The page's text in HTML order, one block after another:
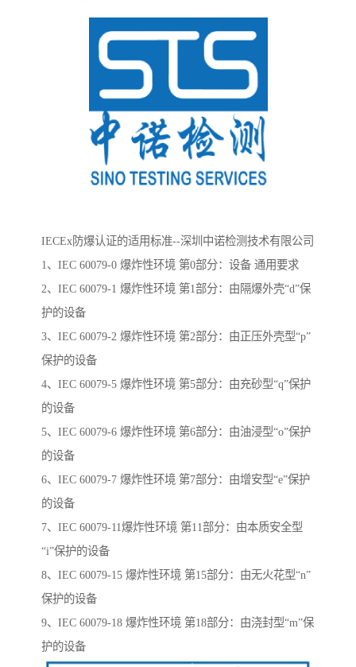
IECEx防爆认证的适用标准--深圳中诺检测技术有限公司
1、IEC 60079-0 爆炸性环境 第0部分：设备 通用要求
2、IEC 60079-1 爆炸性环境 第1部分：由隔爆外壳“d”保
护的设备
3、IEC 60079-2 爆炸性环境 第2部分：由正压外壳型“p”
保护的设备
4、IEC 60079-5 爆炸性环境 第5部分：由充砂型“q”保护
的设备
5、IEC 60079-6 爆炸性环境 第6部分：由油浸型“o”保护
的设备
6、IEC 60079-7 爆炸性环境 第7部分：由增安型“e”保护
的设备
7、IEC 60079-11爆炸性环境 第11部分：由本质安全型
“i”保护的设备
8、IEC 60079-15 爆炸性环境 第15部分：由无火花型“n”
保护的设备
9、IEC 60079-18 爆炸性环境 第18部分：由浇封型“m”保
护的设备